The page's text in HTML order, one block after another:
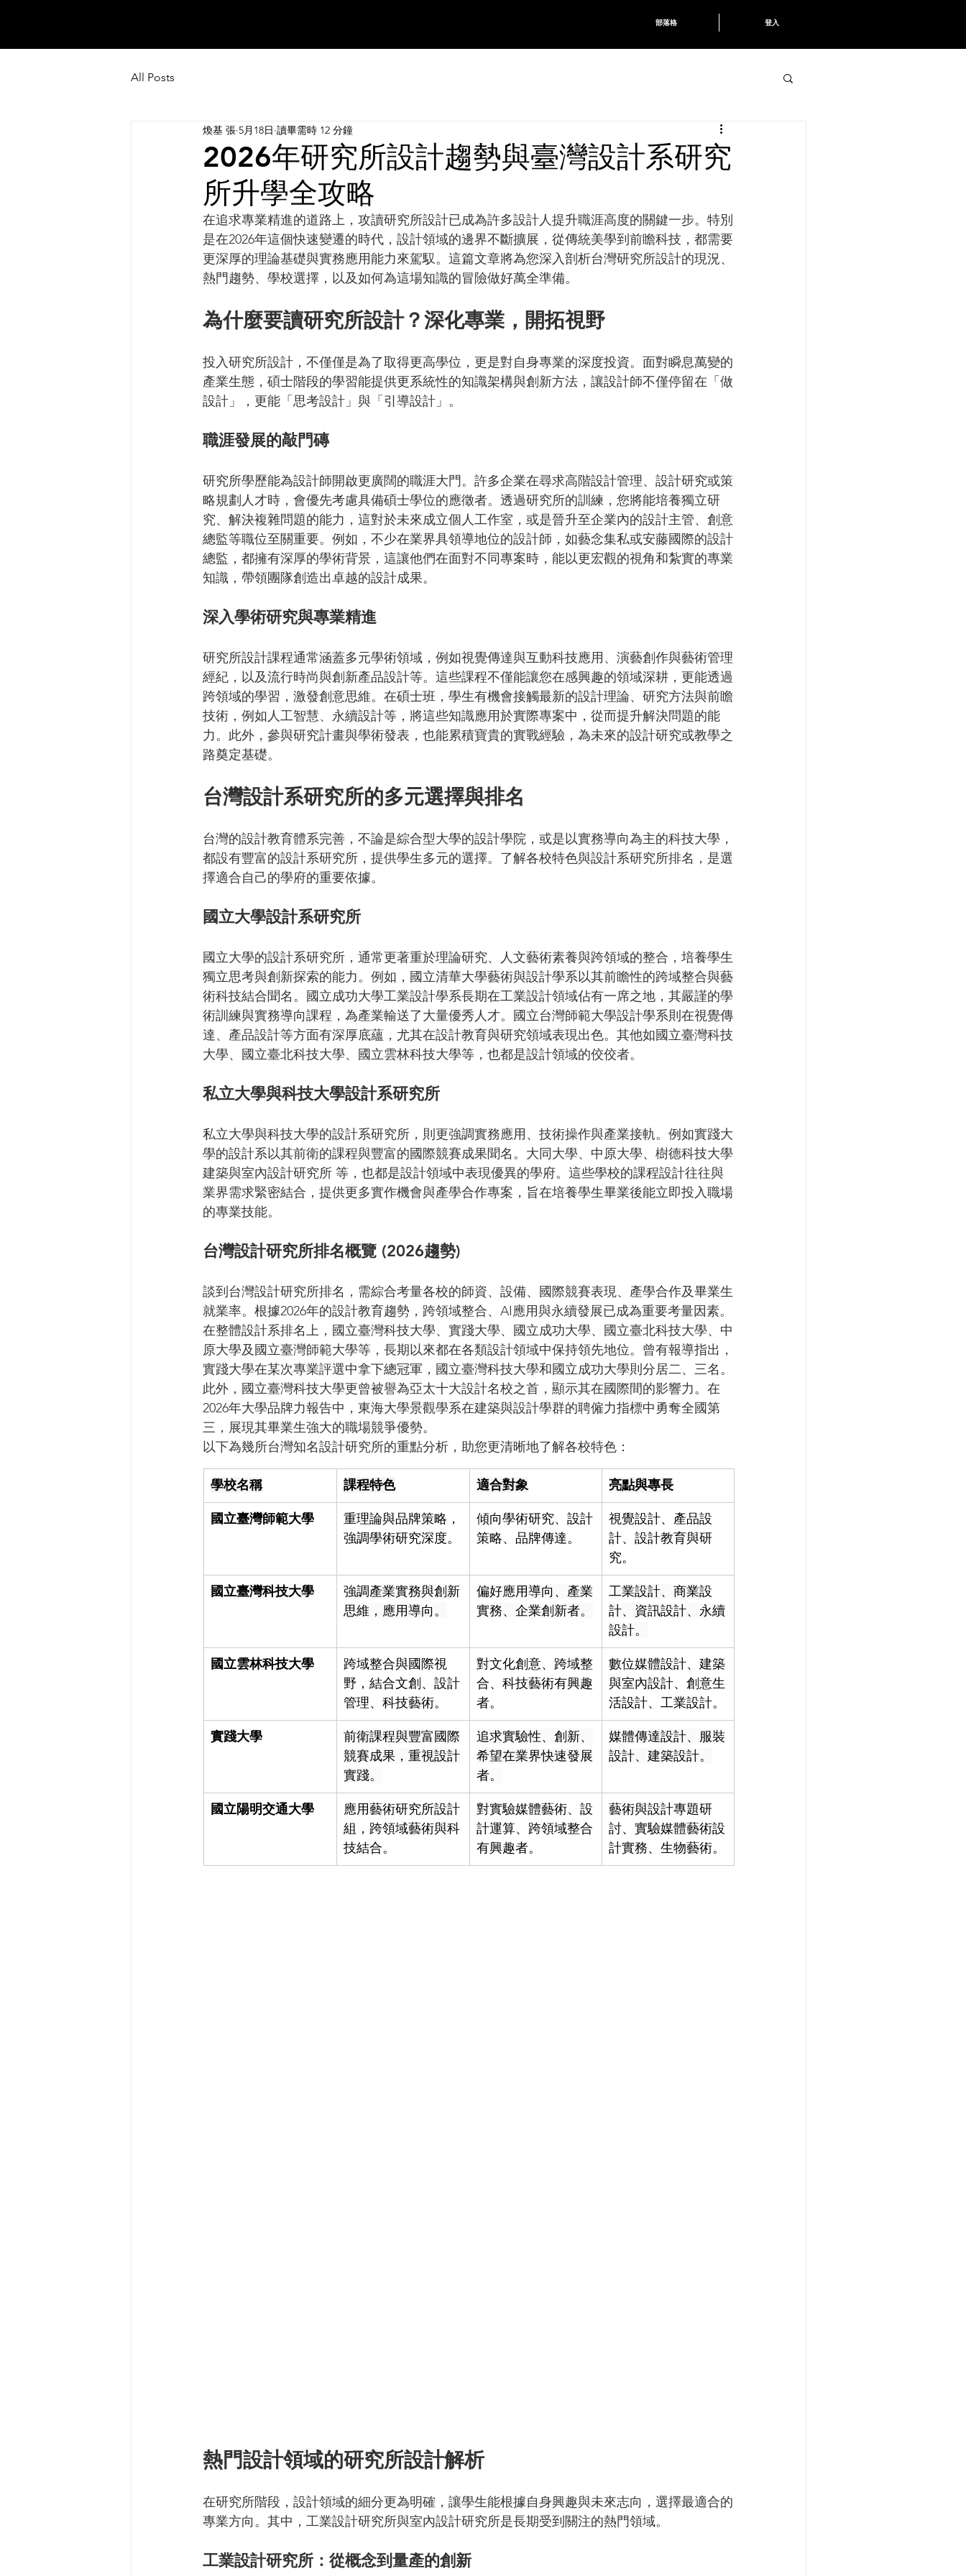
部落格 登入
All Posts
2026年研究所設計趨勢與臺灣設計系研究
所升學全攻略
煥基 張 5月18日 讀畢需時 12 分鐘
在追求專業精進的道路上，攻讀研究所設計已成為許多設計人提升職涯高度的關鍵一步。特別
是在2026年這個快速變遷的時代，設計領域的邊界不斷擴展，從傳統美學到前瞻科技，都需要
更深厚的理論基礎與實務應用能力來駕馭。這篇文章將為您深入剖析台灣研究所設計的現況、
熱門趨勢、學校選擇，以及如何為這場知識的冒險做好萬全準備。
為什麼要讀研究所設計？深化專業，開拓視野
投入研究所設計，不僅僅是為了取得更高學位，更是對自身專業的深度投資。面對瞬息萬變的
產業生態，碩士階段的學習能提供更系統性的知識架構與創新方法，讓設計師不僅停留在「做
設計」，更能「思考設計」與「引導設計」。
職涯發展的敲門磚
研究所學歷能為設計師開啟更廣闊的職涯大門。許多企業在尋求高階設計管理、設計研究或策
略規劃人才時，會優先考慮具備碩士學位的應徵者。透過研究所的訓練，您將能培養獨立研
究、解決複雜問題的能力，這對於未來成立個人工作室，或是晉升至企業內的設計主管、創意
總監等職位至關重要。例如，不少在業界具領導地位的設計師，如藝念集私或安藤國際的設計
總監，都擁有深厚的學術背景，這讓他們在面對不同專案時，能以更宏觀的視角和紮實的專業
知識，帶領團隊創造出卓越的設計成果。
深入學術研究與專業精進
研究所設計課程通常涵蓋多元學術領域，例如視覺傳達與互動科技應用、演藝創作與藝術管理
經紀，以及流行時尚與創新產品設計等。這些課程不僅能讓您在感興趣的領域深耕，更能透過
跨領域的學習，激發創意思維。在碩士班，學生有機會接觸最新的設計理論、研究方法與前瞻
技術，例如人工智慧、永續設計等，將這些知識應用於實際專案中，從而提升解決問題的能
力。此外，參與研究計畫與學術發表，也能累積寶貴的實戰經驗，為未來的設計研究或教學之
路奠定基礎。
台灣設計系研究所的多元選擇與排名
台灣的設計教育體系完善，不論是綜合型大學的設計學院，或是以實務導向為主的科技大學，
都設有豐富的設計系研究所，提供學生多元的選擇。了解各校特色與設計系研究所排名，是選
擇適合自己的學府的重要依據。
國立大學設計系研究所
國立大學的設計系研究所，通常更著重於理論研究、人文藝術素養與跨領域的整合，培養學生
獨立思考與創新探索的能力。例如，國立清華大學藝術與設計學系以其前瞻性的跨域整合與藝
術科技結合聞名。國立成功大學工業設計學系長期在工業設計領域佔有一席之地，其嚴謹的學
術訓練與實務導向課程，為產業輸送了大量優秀人才。國立台灣師範大學設計學系則在視覺傳
達、產品設計等方面有深厚底蘊，尤其在設計教育與研究領域表現出色。其他如國立臺灣科技
大學、國立臺北科技大學、國立雲林科技大學等，也都是設計領域的佼佼者。
私立大學與科技大學設計系研究所
私立大學與科技大學的設計系研究所，則更強調實務應用、技術操作與產業接軌。例如實踐大
學的設計系以其前衛的課程與豐富的國際競賽成果聞名。大同大學、中原大學、樹德科技大學
建築與室內設計研究所 等，也都是設計領域中表現優異的學府。這些學校的課程設計往往與
業界需求緊密結合，提供更多實作機會與產學合作專案，旨在培養學生畢業後能立即投入職場
的專業技能。
台灣設計研究所排名概覽 (2026趨勢)
談到台灣設計研究所排名，需綜合考量各校的師資、設備、國際競賽表現、產學合作及畢業生
就業率。根據2026年的設計教育趨勢，跨領域整合、AI應用與永續發展已成為重要考量因素。
在整體設計系排名上，國立臺灣科技大學、實踐大學、國立成功大學、國立臺北科技大學、中
原大學及國立臺灣師範大學等，長期以來都在各類設計領域中保持領先地位。曾有報導指出，
實踐大學在某次專業評選中拿下總冠軍，國立臺灣科技大學和國立成功大學則分居二、三名。
此外，國立臺灣科技大學更曾被譽為亞太十大設計名校之首，顯示其在國際間的影響力。在
2026年大學品牌力報告中，東海大學景觀學系在建築與設計學群的聘僱力指標中勇奪全國第
三，展現其畢業生強大的職場競爭優勢。
以下為幾所台灣知名設計研究所的重點分析，助您更清晰地了解各校特色：
學校名稱 課程特色 適合對象 亮點與專長
國立臺灣師範大學
重理論與品牌策略，
強調學術研究深度。
傾向學術研究、設計
策略、品牌傳達。
視覺設計、產品設
計、設計教育與研
究。
國立臺灣科技大學
強調產業實務與創新
思維，應用導向。
偏好應用導向、產業
實務、企業創新者。
工業設計、商業設
計、資訊設計、永續
設計。
國立雲林科技大學
跨域整合與國際視
野，結合文創、設計
管理、科技藝術。
對文化創意、跨域整
合、科技藝術有興趣
者。
數位媒體設計、建築
與室內設計、創意生
活設計、工業設計。
實踐大學
前衛課程與豐富國際
競賽成果，重視設計
實踐。
追求實驗性、創新、
希望在業界快速發展
者。
媒體傳達設計、服裝
設計、建築設計。
國立陽明交通大學
應用藝術研究所設計
組，跨領域藝術與科
技結合。
對實驗媒體藝術、設
計運算、跨領域整合
有興趣者。
藝術與設計專題研
討、實驗媒體藝術設
計實務、生物藝術。
熱門設計領域的研究所設計解析
在研究所階段，設計領域的細分更為明確，讓學生能根據自身興趣與未來志向，選擇最適合的
專業方向。其中，工業設計研究所與室內設計研究所是長期受到關注的熱門領域。
工業設計研究所：從概念到量產的創新